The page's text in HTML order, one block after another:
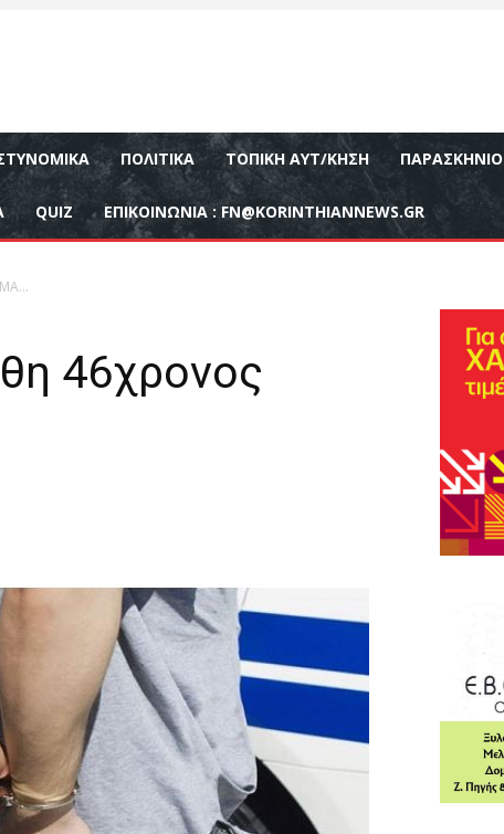
ΠΟΛΙΤΙΚΆ ΤΟΠΙΚΉ ΑΥΤ/ΚΗΣΗ ΠΑΡΑΣΚΉΝΙΟ
QUIZ ΕΠΙΚΟΙΝΩΝΊΑ : FN@KORINTHIANNEWS.GR
46χρονος